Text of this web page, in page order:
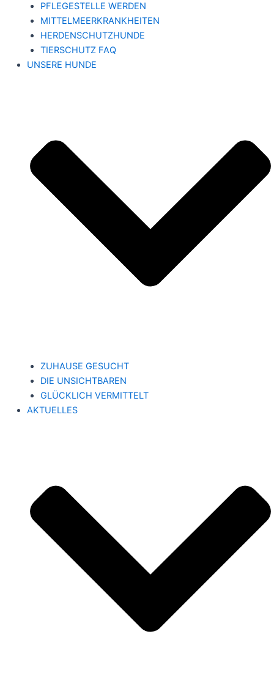
PFLEGESTELLE WERDEN
MITTELMEERKRANKHEITEN
HERDENSCHUTZHUNDE
TIERSCHUTZ FAQ
UNSERE HUNDE
ZUHAUSE GESUCHT
DIE UNSICHTBAREN
GLÜCKLICH VERMITTELT
AKTUELLES